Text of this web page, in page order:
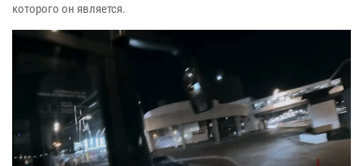
которого он является.